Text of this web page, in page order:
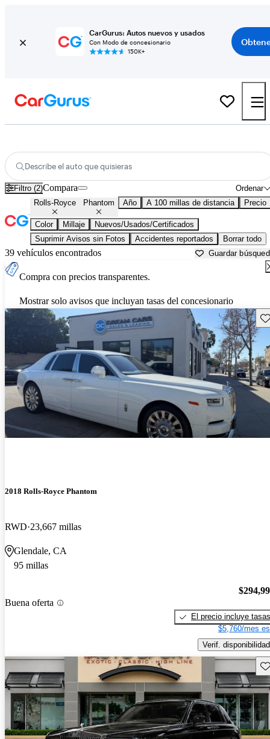
CarGurus: Autos nuevos y usados
Con Modo de concesionario
150K+
Describe el auto que quisieras
Filtro (2) Ordenar
Compara
Rolls-Royce Phantom Año A 100 millas de distancia Precio
Color Millaje
Nuevos/Usados/Certificados
Suprimir Avisos sin Fotos
Accidentes reportados Borrar todo
39 vehículos encontrados Guardar
Compra con precios transparentes.
Mostrar solo avisos que incluyan tasas del concesionario
2018 Rolls-Royce Phantom
RWD 23,667 millas
Glendale, CA
95 millas
Buena oferta
El precio incluye tasas
$5,760/mes
Verif. disponibilidad